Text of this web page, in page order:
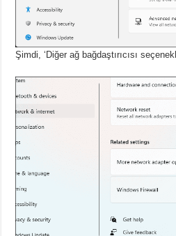
Şimdi, ‘Diğer ağ bağdaştırıcısı